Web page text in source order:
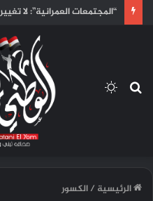
بحث
الرئيسية /الكسور